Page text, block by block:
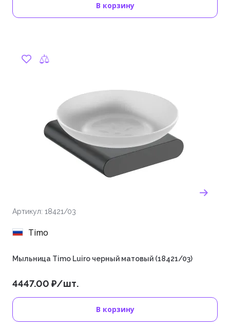
В корзину
Артикул: 18421/03
Timo
Мыльница Timo Luiro черный матовый (18421/03)
4447.00 ₽/шт.
В корзину